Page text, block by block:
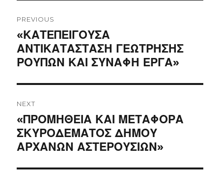
navigation
PREVIOUS
Previous
post:
«ΚΑΤΕΠΕΙΓΟΥΣΑ
ΑΝΤΙΚΑΤΑΣΤΑΣΗ ΓΕΩΤΡΗΣΗΣ
ΡΟΥΠΩΝ ΚΑΙ ΣΥΝΑΦΗ ΕΡΓΑ»
NEXT
Next
post:
«ΠΡΟΜΗΘΕΙΑ ΚΑΙ ΜΕΤΑΦΟΡΑ
ΣΚΥΡΟΔΕΜΑΤΟΣ ΔΗΜΟΥ
ΑΡΧΑΝΩΝ ΑΣΤΕΡΟΥΣΙΩΝ»